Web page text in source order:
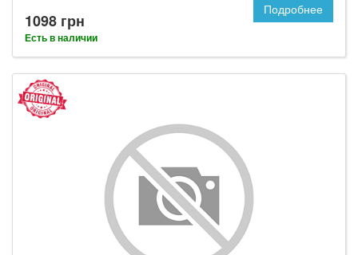
1098 грн
Есть в наличии
Подробнее